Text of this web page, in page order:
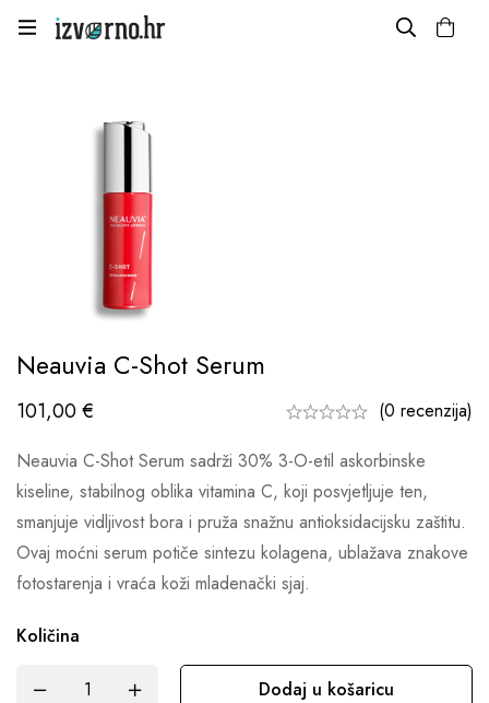
Neauvia C-Shot Serum
101,00€
(0 recenzija)
Neauvia C-Shot Serum sadrži 30% 3-O-etil askorbinske
kiseline, stabilnog oblika vitamina C, koji posvjetljuje ten,
smanjuje vidljivost bora i pruža snažnu antioksidacijsku zaštitu.
Ovaj moćni serum potiče sintezu kolagena, ublažava znakove
fotostarenja i vraća koži mladenački sjaj.
Količina
Dodaj u košaricu